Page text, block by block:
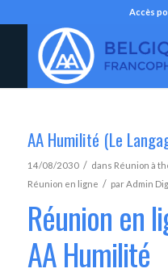
Accès
AA Humilité (Le
14/08/2030 / dans Réunion à
Réunion en ligne / parAdmin
Réunion en
AA Humilité